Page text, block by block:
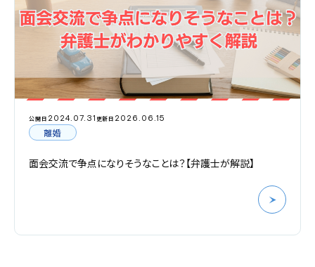
公開日 2024.07.31 更新日 2026.06.15
離婚
面会交流で争点になりそうなことは？【弁護士が解説】